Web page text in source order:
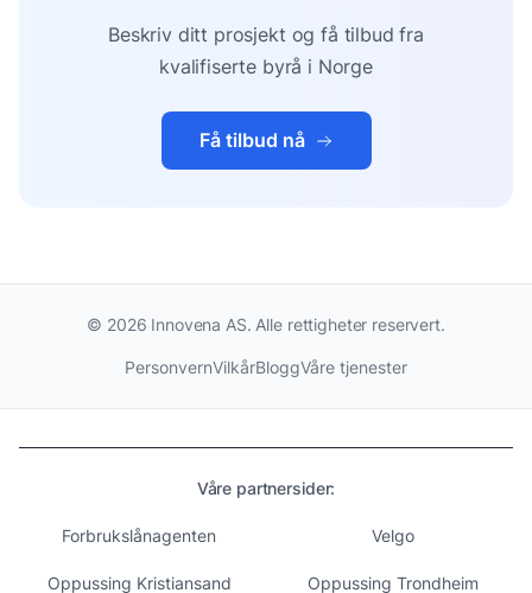
Beskriv ditt prosjekt og få tilbud fra
kvalifiserte byrå i Norge
Få tilbud nå
© 2026 Innovena AS. Alle rettigheter reservert.
PersonvernVilkårBloggVåre tjenester
Våre partnersider:
Forbrukslånagenten Velgo
Oppussing Kristiansand Oppussing Trondheim